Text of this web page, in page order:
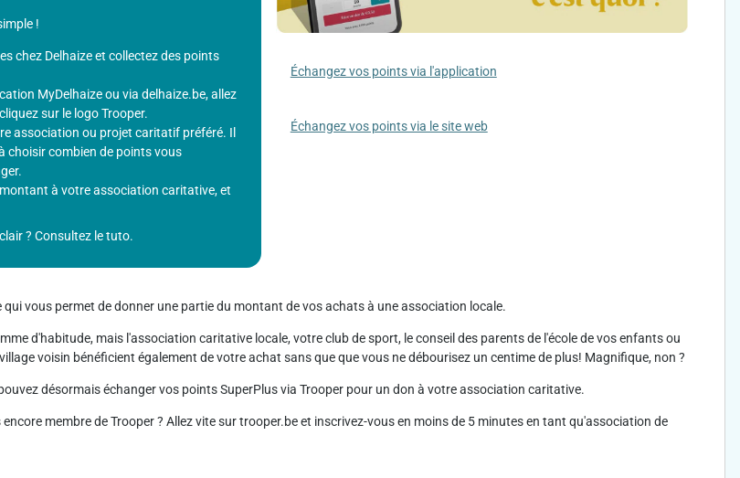
!
chez Delhaize et collectez des points
MyDelhaize ou via delhaize.be, allez
sur le logo Trooper.
association ou projet caritatif préféré. Il
choisir combien de points vous
à votre association caritative, et
? Consultez le tuto.
Échangez vos points via l'application
Échangez vos points via le site web
vous permet de donner une partie du montant de vos achats à une association locale.
d'habitude, mais l'association caritative locale, votre club de sport, le conseil des parents de l'école de vos enfants ou
voisin bénéficient également de votre achat sans que que vous ne débourisez un centime de plus! Magnifique, non ?
désormais échanger vos points SuperPlus via Trooper pour un don à votre association caritative.
membre de Trooper ? Allez vite sur trooper.be et inscrivez-vous en moins de 5 minutes en tant qu'association de